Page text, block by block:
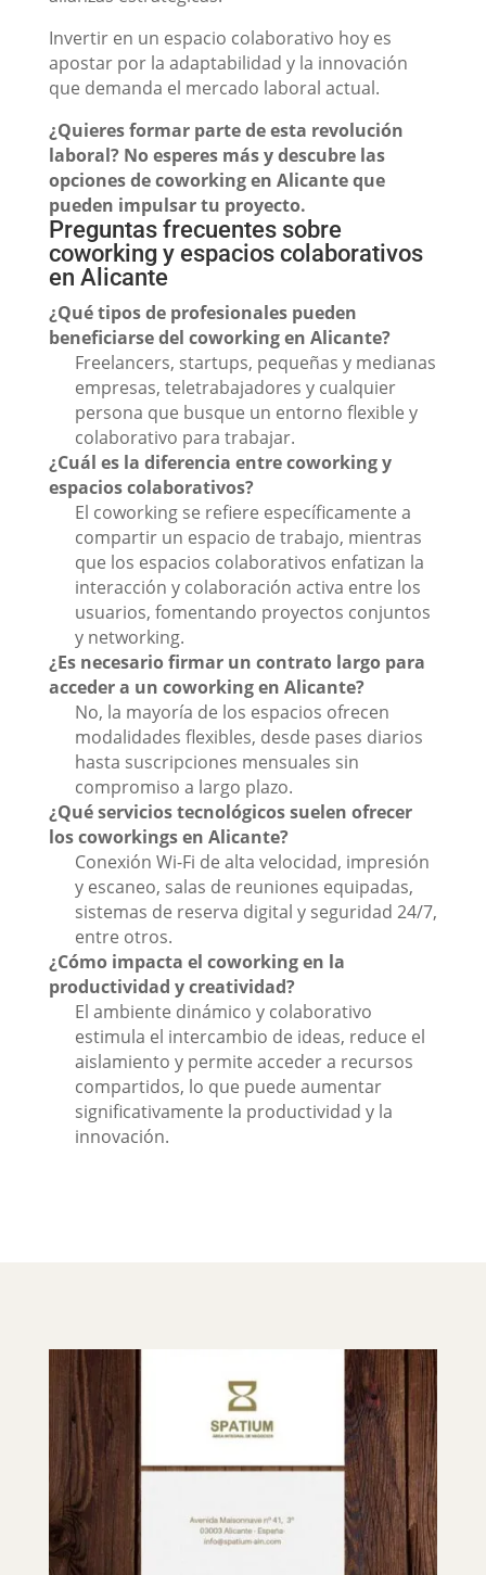
Invertir en un espacio colaborativo hoy es
apostar por la adaptabilidad y la innovación
que demanda el mercado laboral actual.
¿Quieres formar parte de esta revolución
laboral? No esperes más y descubre las
opciones de coworking en Alicante que
pueden impulsar tu proyecto.
Preguntas frecuentes sobre
coworking y espacios colaborativos
en Alicante
¿Qué tipos de profesionales pueden
beneficiarse del coworking en Alicante?
Freelancers, startups, pequeñas y medianas
empresas, teletrabajadores y cualquier
persona que busque un entorno flexible y
colaborativo para trabajar.
¿Cuál es la diferencia entre coworking y
espacios colaborativos?
El coworking se refiere específicamente a
compartir un espacio de trabajo, mientras
que los espacios colaborativos enfatizan la
interacción y colaboración activa entre los
usuarios, fomentando proyectos conjuntos
y networking.
¿Es necesario firmar un contrato largo para
acceder a un coworking en Alicante?
No, la mayoría de los espacios ofrecen
modalidades flexibles, desde pases diarios
hasta suscripciones mensuales sin
compromiso a largo plazo.
¿Qué servicios tecnológicos suelen ofrecer
los coworkings en Alicante?
Conexión Wi-Fi de alta velocidad, impresión
y escaneo, salas de reuniones equipadas,
sistemas de reserva digital y seguridad 24/7,
entre otros.
¿Cómo impacta el coworking en la
productividad y creatividad?
El ambiente dinámico y colaborativo
estimula el intercambio de ideas, reduce el
aislamiento y permite acceder a recursos
compartidos, lo que puede aumentar
significativamente la productividad y la
innovación.